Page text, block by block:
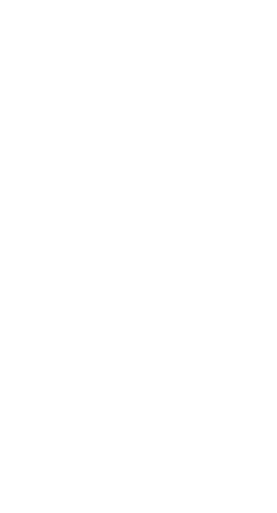
jutnak az eszükbe.
folyamatosan növekszik.
utáni időszakban egy évet tölt a kicsi, az anyja
ugrálni, főként, amikor üldözik.